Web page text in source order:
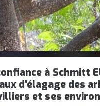
à Schmitt
d'élagage des
et ses